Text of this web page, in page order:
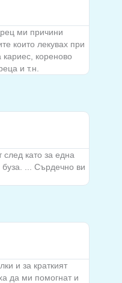
ми причини
които лекувах при
кариес, кореново
и т.н.
като за една
... Сърдечно ви
и за краткият
да ми помогнат и